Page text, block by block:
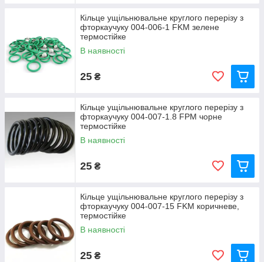
Кільце ущільнювальне круглого перерізу з
фторкаучуку 004-006-1 FKM зелене
термостійке
В наявності
25 ₴
Кільце ущільнювальне круглого перерізу з
фторкаучуку 004-007-1.8 FРM чорне
термостійке
В наявності
25 ₴
Кільце ущільнювальне круглого перерізу з
фторкаучуку 004-007-15 FKM коричневе,
термостійке
В наявності
25 ₴